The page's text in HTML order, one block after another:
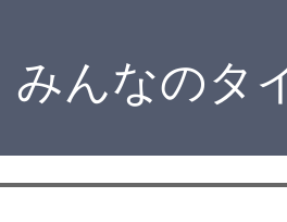
みんなのタ